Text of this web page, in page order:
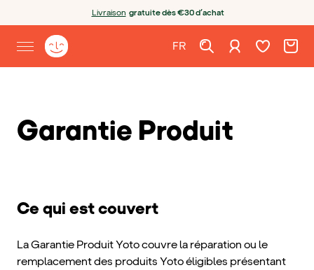
Livraison gratuite dès €30 d’achat
Ouvrir le menu de navigation
Page d'accueil de Yoto FRFrançais
Se connecter
Liste de
Garantie Produit
Ce qui est couvert
La Garantie Produit Yoto couvre la réparation ou le
remplacement des produits Yoto éligibles présentant